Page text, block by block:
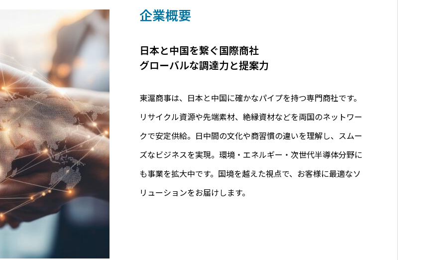
企業概要
日本と中国を繋ぐ国際商社
グローバルな調達力と提案力
東滬商事は、日本と中国に確かなパイプを持つ専門商社です。
リサイクル資源や先端素材、絶縁資材などを両国のネットワー
クで安定供給。日中間の文化や商習慣の違いを理解し、スムー
ズなビジネスを実現。環境・エネルギー・次世代半導体分野に
も事業を拡大中です。国境を越えた視点で、お客様に最適なソ
リューションをお届けします。
経営理念
ともに学び、ともに成長し、ともに未来へ
６つの理念を掲げています。
これらの理念は、私たちの事業活動の基盤であり、日々の判断
や行動の指針となるものです。
社員一人ひとりがこの理念を意識し、信頼される企業として社
会やお客様に向き合うことを大切にしています
SDGs
持続可能な社会の実現へ
商社としての責任を
弊社はリサイクル事業や再生可能エネルギー製品の提供、先端
素材の調達支援を通じて、持続可能な社会の構築に貢献してい
ます。国内外のパートナーと連携し、資源循環・脱炭素・産業
の効率化を推進。私たちは、SDGsの理念に共感し、未来につ
ながる価値を提供し続けます。